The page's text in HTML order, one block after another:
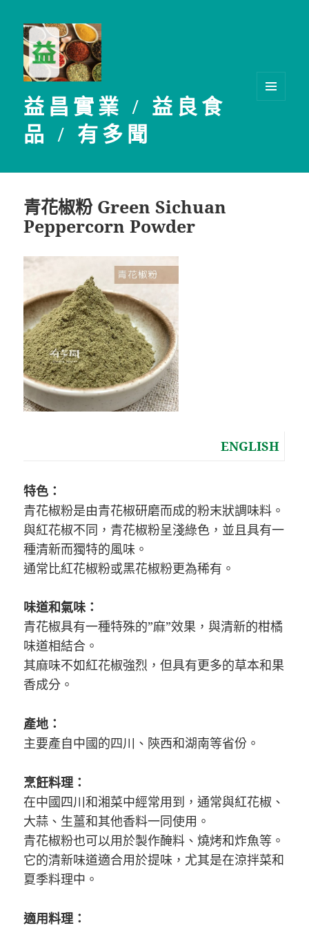
益昌實業 / 益良食
品 / 有多聞
青花椒粉 Green Sichuan
Peppercorn Powder
ENGLISH
特色：
青花椒粉是由青花椒研磨而成的粉末狀調味料。
與紅花椒不同，青花椒粉呈淺綠色，並且具有一
種清新而獨特的風味。
通常比紅花椒粉或黑花椒粉更為稀有。
味道和氣味：
青花椒具有一種特殊的”麻”效果，與清新的柑橘
味道相結合。
其麻味不如紅花椒強烈，但具有更多的草本和果
香成分。
產地：
主要產自中國的四川、陝西和湖南等省份。
烹飪料理：
在中國四川和湘菜中經常用到，通常與紅花椒、
大蒜、生薑和其他香料一同使用。
青花椒粉也可以用於製作醃料、燒烤和炸魚等。
它的清新味道適合用於提味，尤其是在涼拌菜和
夏季料理中。
適用料理：